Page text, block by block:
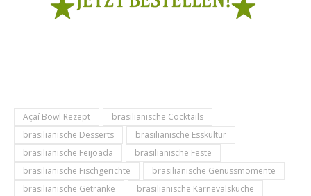
Açaí Bowl Rezept
brasilianische Cocktails
brasilianische Desserts
brasilianische Esskultur
brasilianische Feijoada
brasilianische Feste
brasilianische Fischgerichte
brasilianische Genussmomente
brasilianische Getränke
brasilianische Karnevalsküche